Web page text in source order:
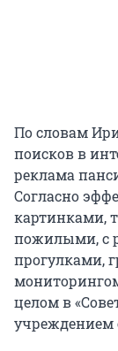
По словам
поисков в
реклама
Согласно
картинками,
пожилыми, с
прогулками,
целом в
учреждением